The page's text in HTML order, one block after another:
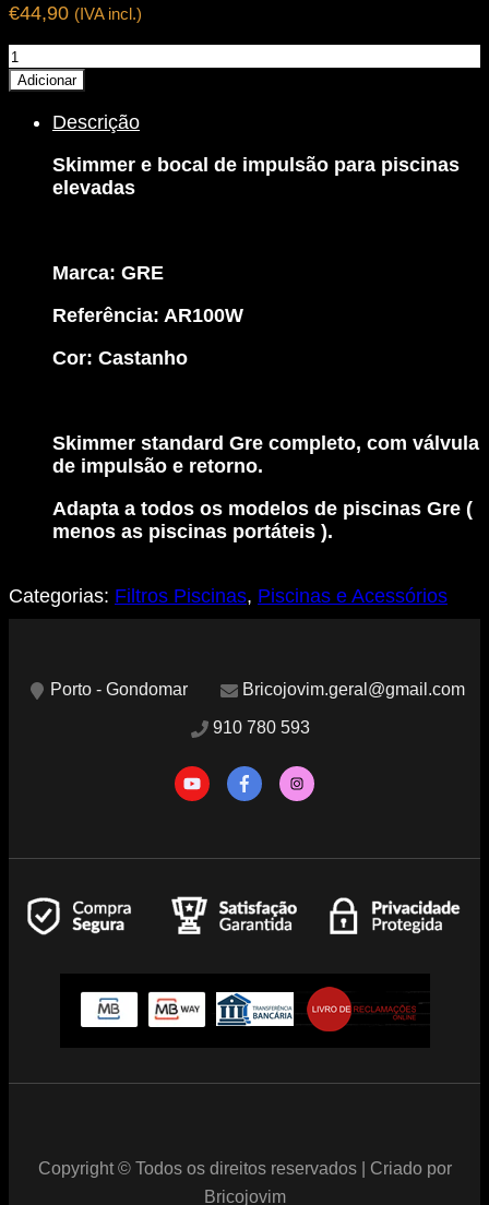
€44,90 (IVA incl.)
Quantidade
de
impulsão
Castanho
Adicionar
Descrição
Skimmer e bocal de impulsão para piscinas
elevadas
Marca: GRE
Referência: AR100W
Cor: Castanho
Skimmer standard Gre completo, com válvula
de impulsão e retorno.
Adapta a todos os modelos de piscinas Gre (
menos as piscinas portáteis ).
Categorias: Filtros Piscinas, Piscinas e Acessórios
Porto - Gondomar Bricojovim.geral@gmail.com
910 780 593
Copyright © Todos os direitos reservados | Criado por
Bricojovim